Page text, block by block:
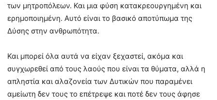
των μητροπόλεων. Και μια φύση κατακρεουργημένη και
ερημοποιημένη. Αυτό είναι το βασικό αποτύπωμα της
Δύσης στην ανθρωπότητα.
Και μπορεί όλα αυτά να είχαν ξεχαστεί, ακόμα και
συγχωρεθεί από τους λαούς που είναι τα θύματα, αλλά η
απληστία και αλαζονεία των Δυτικών που παραμένει
αμείωτη δεν τους το επέτρεψε και ποτέ δεν τους άφησε